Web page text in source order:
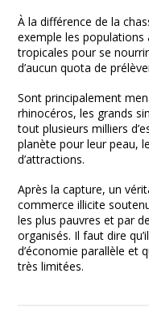
À la différence de la
exemple les
tropicales pour se
d’aucun quota de
Sont principalement
rhinocéros, les grands
tout plusieurs milliers
planète pour leur peau,
d’attractions.
Après la capture, un
commerce illicite
les plus pauvres et par
organisés. Il faut dire
d’économie parallèle et
très limitées.